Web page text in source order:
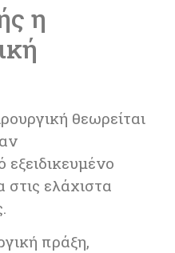
η
θεωρείται
εξειδικευμένο
στις ελάχιστα
πράξη,